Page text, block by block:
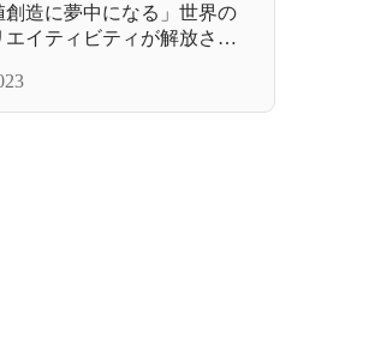
創造に夢中になる」世界の
エイティビティが解放され